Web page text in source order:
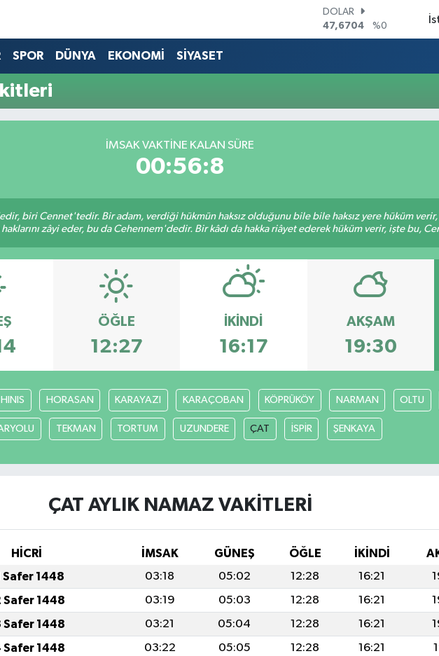
DOLAR
47,6704
%0
EURO
6500.87
%0.12
SPOR DÜNYA EKONOMİ SİYASET
İMSAK VAKTINE KALAN SÜRE
00:56:8
biri Cennet'tedir. Bir adam, verdiği hükmün haksız olduğunu bile bile haksız yere hüküm
zâyi eder, bu da Cehennem'dedir. Bir kâdı da hakka riâyet ederek hüküm verir, işte bu,
ÖĞLE
12:27
İKINDI
16:17
AKŞAM
19:30
HINIS HORASAN KARAYAZI KARAÇOBAN KÖPRÜKÖY NARMAN OLTU
TEKMAN TORTUM UZUNDERE ÇAT İSPİR ŞENKAYA
ÇAT AYLIK NAMAZ VAKITLERI
HİCRİ İMSAK GÜNEŞ ÖĞLE İKINDI
Safer 1448 03:18 05:02 12:28 16:21
Safer 1448 03:19 05:03 12:28 16:21
Safer 1448 03:21 05:04 12:28 16:21
Safer 1448 03:22 05:05 12:28 16:21